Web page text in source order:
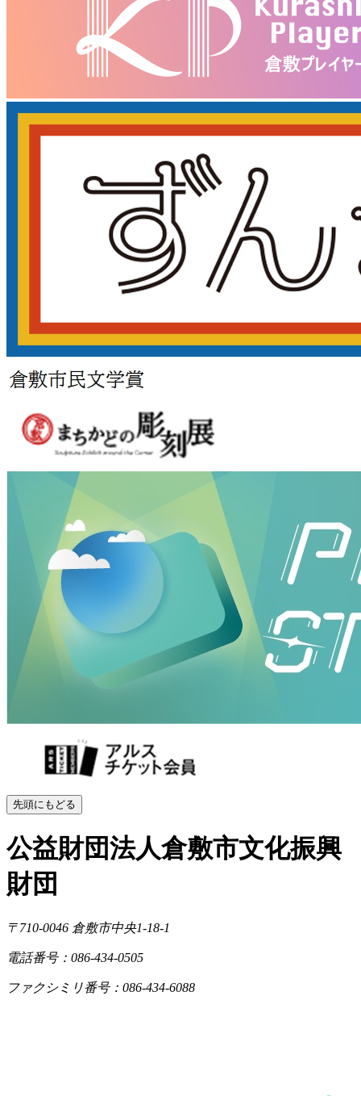
先頭にもどる
公益財団法人倉敷市文化振興
財団
〒710-0046 倉敷市中央1-18-1
電話番号：086-434-0505
ファクシミリ番号：086-434-6088